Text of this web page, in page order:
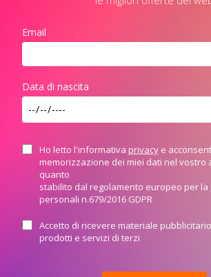
Email
Data di nascita
Ho letto l'informativa privacye
memorizzazione dei miei dati nel vostro
quanto
stabilito dal regolamento europeo per
personali n.679/2016 GDPR
Accetto di ricevere materiale
prodotti e servizi di terzi